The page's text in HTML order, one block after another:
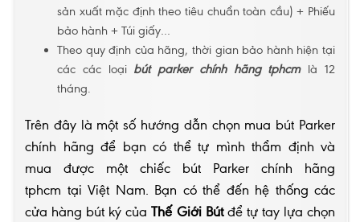
sản xuất mặc định theo tiêu chuẩn toàn cầu) + Phiếu
bảo hành + Túi giấy…
Theo quy định của hãng, thời gian bảo hành hiện tại
các các loại bút parker chính hãng tphcmlà 12
tháng.
Trên đây là một số hướng dẫn chọn mua bút Parker
chính hãng để bạn có thể tự mình thẩm định và
mua được một chiếc bút Parker chính hãng
tphcm tại Việt Nam. Bạn có thể đến hệ thống các
cửa hàng bút ký củaThế Giới Bútđể tự tay lựa chọn